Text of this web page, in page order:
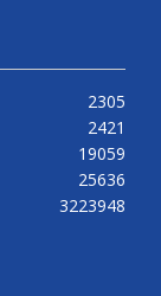
2305
2421
19059
25636
3223948